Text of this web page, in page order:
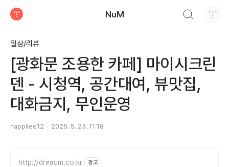
NuM
일상/리뷰
[광화문 조용한 카페] 마이시크린
덴 - 시청역, 공간대여, 뷰맛집,
대화금지, 무인운영
happilee12 2025. 5. 23. 11:18
http://dreaum.co.kr 광고